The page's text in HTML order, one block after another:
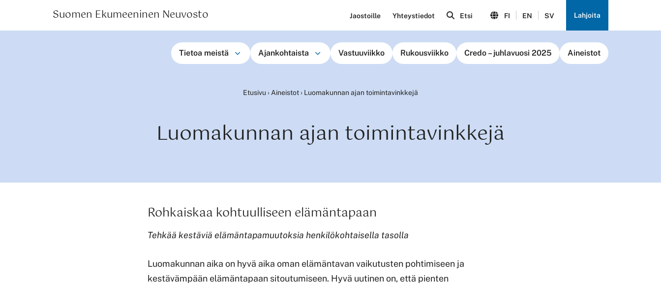
Suomen Ekumeeninen Neuvosto Jaostoille Yhteystiedot Etsi FI EN SV Lahjoita
Tietoa meistä Ajankohtaista Vastuuviikko Rukousviikko Credo – juhlavuosi 2025 Aineistot
Etusivu › Aineistot› Luomakunnan ajan toimintavinkkejä
Luomakunnan ajan toimintavinkkejä
Rohkaiskaa kohtuulliseen elämäntapaan
Tehkää kestäviä elämäntapamuutoksia henkilökohtaisella tasolla
Luomakunnan aika on hyvä aika oman elämäntavan vaikutusten pohtimiseen ja
kestävämpään elämäntapaan sitoutumiseen. Hyvä uutinen on, että pienten